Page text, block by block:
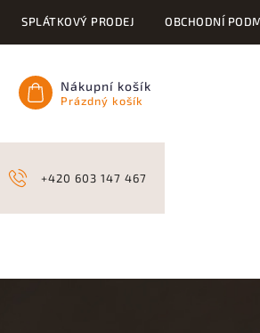
SPLÁTKOVÝ PRODEJ OBCHODNÍ
Nákupní košík
Prázdný košík
NAHÁŇKY A LOV
+420 603 147 467